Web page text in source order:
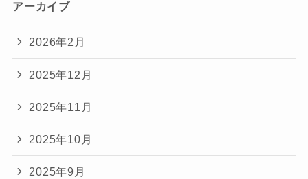
アーカイブ
2026年2月
2025年12月
2025年11月
2025年10月
2025年9月